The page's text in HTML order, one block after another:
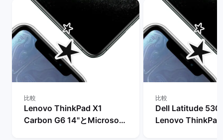
比較
Lenovo ThinkPad X1
Carbon G6 14"とMicrosoft
比較
Dell Latitude
Lenovo